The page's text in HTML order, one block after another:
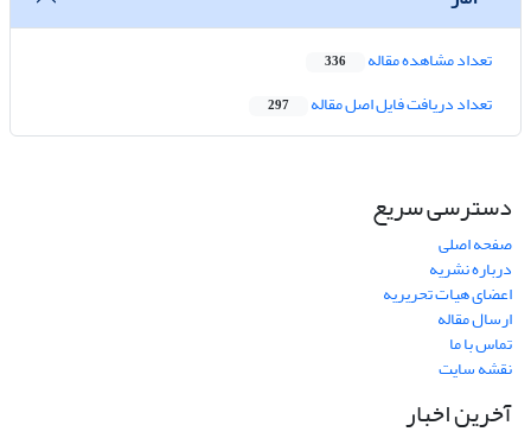
تعداد مشاهده مقاله 336
تعداد دریافت فایل اصل مقاله 297
دسترسی سریع
صفحه اصلی
درباره نشریه
اعضای هیات تحریریه
ارسال مقاله
تماس با ما
نقشه سایت
آخرین اخبار